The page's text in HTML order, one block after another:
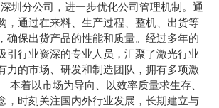
圳分公司，进一步优化公司管理机制。通
，通过在来料、生产过程、整机、出货等
确保出货产品的性能和质量。经过多年的
引行业资深的专业人员，汇聚了激光行业
力的市场、研发和制造团队，拥有多项激
本着以市场为导向、以效率质量求生存、
，时刻关注国内外行业发展，长期建立与